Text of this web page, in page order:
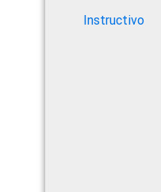
Instructivo